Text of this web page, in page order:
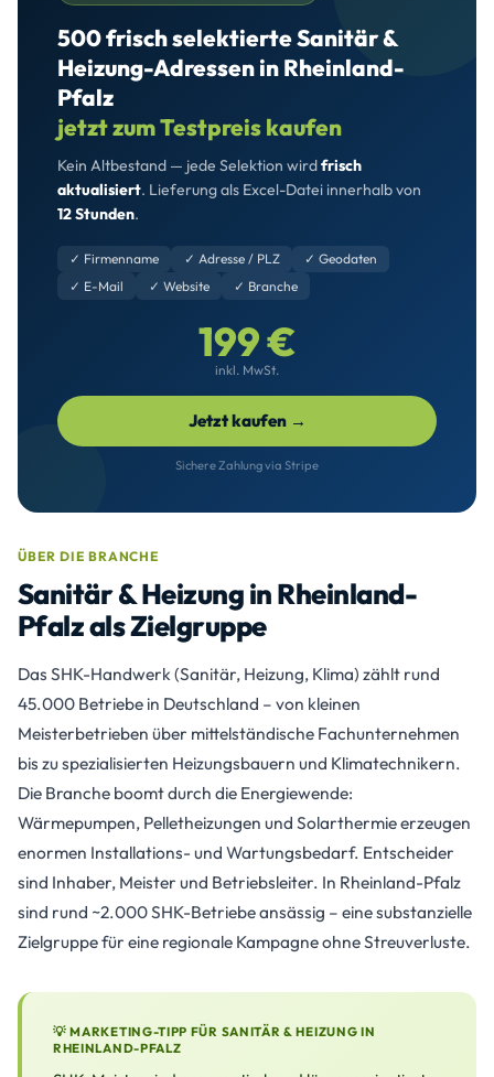
500 frisch selektierte Sanitär &
Heizung-Adressen in Rheinland-
Pfalz
jetzt zum Testpreis kaufen
Kein Altbestand — jede Selektion wirdfrisch
aktualisiert. Lieferung als Excel-Datei innerhalb von
12 Stunden.
✓ Firmenname ✓ Adresse / PLZ
✓ Geodaten
✓ E-Mail
✓ Website ✓ Branche
199 €
inkl. MwSt.
Jetzt kaufen →
Sichere Zahlung via Stripe
ÜBER DIE BRANCHE
Sanitär & Heizung in Rheinland-
Pfalz als Zielgruppe
Das SHK-Handwerk (Sanitär, Heizung, Klima) zählt rund
45.000 Betriebe in Deutschland – von kleinen
Meisterbetrieben über mittelständische Fachunternehmen
bis zu spezialisierten Heizungsbauern und Klimatechnikern.
Die Branche boomt durch die Energiewende:
Wärmepumpen, Pelletheizungen und Solarthermie erzeugen
enormen Installations- und Wartungsbedarf. Entscheider
sind Inhaber, Meister und Betriebsleiter. In Rheinland-Pfalz
sind rund ~2.000 SHK-Betriebe ansässig – eine substanzielle
Zielgruppe für eine regionale Kampagne ohne Streuverluste.
💡 MARKETING-TIPP FÜR SANITÄR & HEIZUNG IN
RHEINLAND-PFALZ